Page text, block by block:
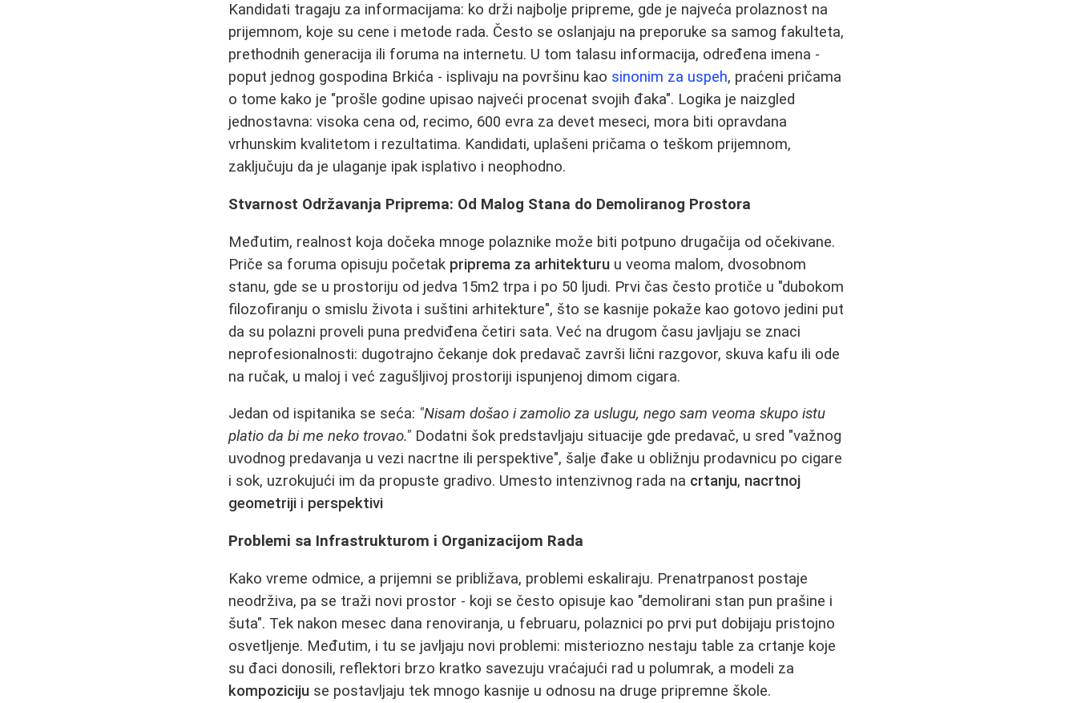
Kandidati tragaju za informacijama: ko drži najbolje pripreme, gde je najveća prolaznost na
prijemnom, koje su cene i metode rada. Često se oslanjaju na preporuke sa samog fakulteta,
prethodnih generacija ili foruma na internetu. U tom talasu informacija, određena imena -
poput jednog gospodina Brkića - isplivaju na površinu kao sinonim za uspeh, praćeni pričama
o tome kako je "prošle godine upisao najveći procenat svojih đaka". Logika je naizgled
jednostavna: visoka cena od, recimo, 600 evra za devet meseci, mora biti opravdana
vrhunskim kvalitetom i rezultatima. Kandidati, uplašeni pričama o teškom prijemnom,
zaključuju da je ulaganje ipak isplativo i neophodno.
Stvarnost Održavanja Priprema: Od Malog Stana do Demoliranog Prostora
Međutim, realnost koja dočeka mnoge polaznike može biti potpuno drugačija od očekivane.
Priče sa foruma opisuju početak priprema za arhitekturu u veoma malom, dvosobnom
stanu, gde se u prostoriju od jedva 15m2 trpa i po 50 ljudi. Prvi čas često protiče u "dubokom
filozofiranju o smislu života i suštini arhitekture", što se kasnije pokaže kao gotovo jedini put
da su polazni proveli puna predviđena četiri sata. Već na drugom času javljaju se znaci
neprofesionalnosti: dugotrajno čekanje dok predavač završi lični razgovor, skuva kafu ili ode
na ručak, u maloj i već zagušljivoj prostoriji ispunjenoj dimom cigara.
Jedan od ispitanika se seća: "Nisam došao i zamolio za uslugu, nego sam veoma skupo istu
platio da bi me neko trovao." Dodatni šok predstavljaju situacije gde predavač, u sred "važnog
uvodnog predavanja u vezi nacrtne ili perspektive", šalje đake u obližnju prodavnicu po cigare
i sok, uzrokujući im da propuste gradivo. Umesto intenzivnog rada na crtanju, nacrtnoj
geometriji i perspektivi
Problemi sa Infrastrukturom i Organizacijom Rada
Kako vreme odmice, a prijemni se približava, problemi eskaliraju. Prenatrpanost postaje
neodrživa, pa se traži novi prostor - koji se često opisuje kao "demolirani stan pun prašine i
šuta". Tek nakon mesec dana renoviranja, u februaru, polaznici po prvi put dobijaju pristojno
osvetljenje. Međutim, i tu se javljaju novi problemi: misteriozno nestaju table za crtanje koje
su đaci donosili, reflektori brzo kratko savezuju vraćajući rad u polumrak, a modeli za
kompoziciju se postavljaju tek mnogo kasnije u odnosu na druge pripremne škole.